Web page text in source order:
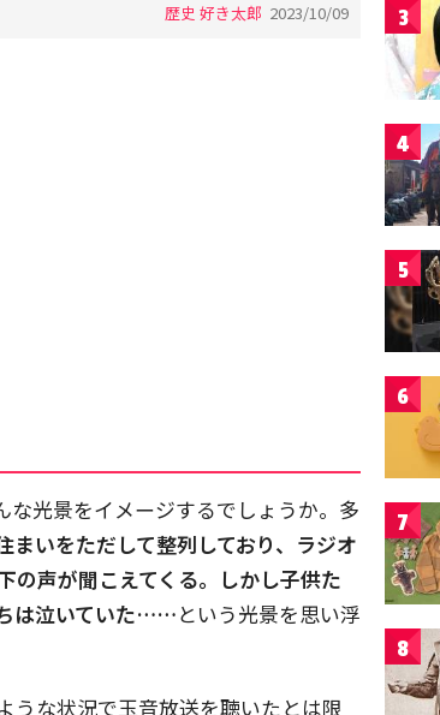
歴史 好き太郎 2023/10/09
な光景をイメージするでしょうか。多
いをただして整列しており、ラジオ
の声が聞こえてくる。しかし子供た
は泣いていた……という光景を思い浮
うな状況で玉音放送を聴いたとは限
3
4
5
6
7
8